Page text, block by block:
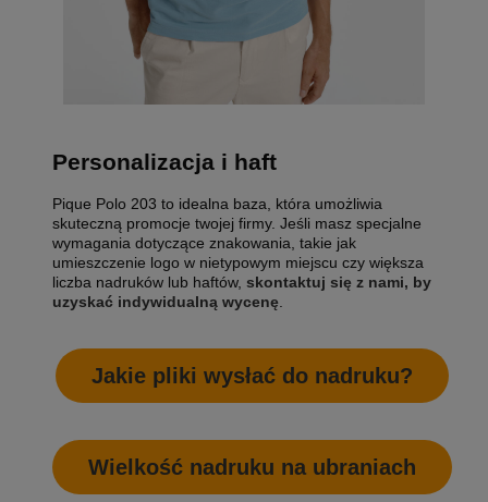
Personalizacja i haft
Pique Polo 203 to idealna baza, która umożliwia
skuteczną promocje twojej firmy. Jeśli masz specjalne
wymagania dotyczące znakowania, takie jak
umieszczenie logo w nietypowym miejscu czy większa
liczba nadruków lub haftów, skontaktuj się z nami, by
uzyskać indywidualną wycenę
Jakie pliki wysłać do nadruku?
Wielkość nadruku na ubraniach